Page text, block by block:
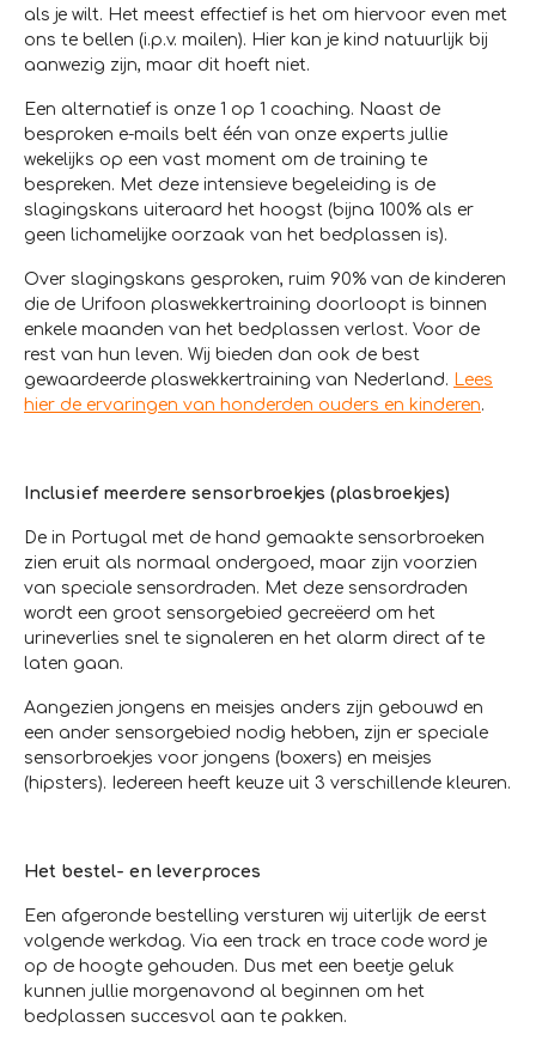
als je wilt. Het meest effectief is het om hiervoor even met
ons te bellen (i.p.v. mailen). Hier kan je kind natuurlijk bij
aanwezig zijn, maar dit hoeft niet.
Een alternatief is onze 1 op 1 coaching. Naast de
besproken e-mails belt één van onze experts jullie
wekelijks op een vast moment om de training te
bespreken. Met deze intensieve begeleiding is de
slagingskans uiteraard het hoogst (bijna 100% als er
geen lichamelijke oorzaak van het bedplassen is).
Over slagingskans gesproken, ruim 90% van de kinderen
die de Urifoon plaswekkertraining doorloopt is binnen
enkele maanden van het bedplassen verlost. Voor de
rest van hun leven. Wij bieden dan ook de best
gewaardeerde plaswekkertraining van Nederland.
Lees
hier de ervaringen van honderden ouders en kinderen.
Inclusief meerdere sensorbroekjes (plasbroekjes)
De in Portugal met de hand gemaakte sensorbroeken
zien eruit als normaal ondergoed, maar zijn voorzien
van speciale sensordraden. Met deze sensordraden
wordt een groot sensorgebied gecreëerd om het
urineverlies snel te signaleren en het alarm direct af te
laten gaan.
Aangezien jongens en meisjes anders zijn gebouwd en
een ander sensorgebied nodig hebben, zijn er speciale
sensorbroekjes voor jongens (boxers) en meisjes
(hipsters). Iedereen heeft keuze uit 3 verschillende kleuren.
Het bestel- en leverproces
Een afgeronde bestelling versturen wij uiterlijk de eerst
volgende werkdag. Via een track en trace code word je
op de hoogte gehouden. Dus met een beetje geluk
kunnen jullie morgenavond al beginnen om het
bedplassen succesvol aan te pakken.